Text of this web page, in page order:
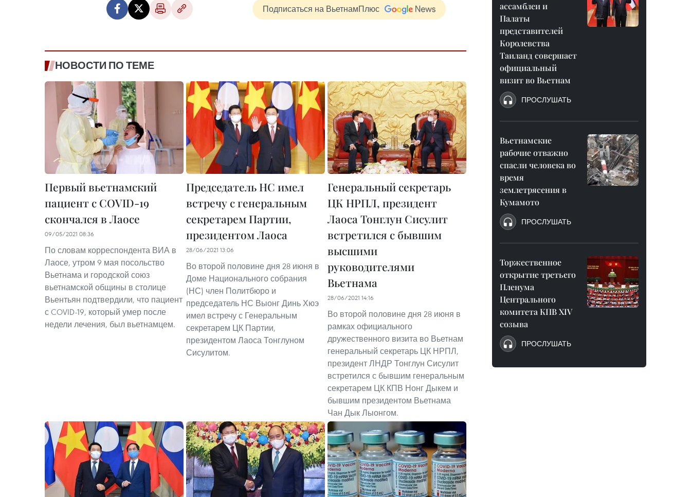
Подписаться на ВьетнамПлюс
НОВОСТИ ПО ТЕМЕ
Первый вьетнамский
пациент с COVID-19
скончался в Лаосе
09/05/2021 08:36
По словам корреспондента ВИА в
Лаосе, утром 9 мая посольство
Вьетнама и городской союз
вьетнамской общины в столице
Вьентьян подтвердили, что пациент
с COVID-19, который умер после
недели лечения, был вьетнамцем.
Председатель НС имел
встречу с генеральным
секретарем Партии,
президентом Лаоса
28/06/2021 13:06
Во второй половине дня 28 июня в
Доме Национального собрания
(НС) член Политбюро и
председатель НС Выонг Динь Хюэ
имел встречу с Генеральным
секретарем ЦК Партии,
президентом Лаоса Тонглуном
Сисулитом.
Генеральный секретарь
ЦК НРПЛ, президент
Лаоса Тонглун Сисулит
встретился с бывшим
высшими
руководителями
Вьетнама
28/06/2021 14:16
Во второй половине дня 28 июня в
рамках официального
дружественного визита во Вьетнам
генеральный секретарь ЦК НРПЛ,
президент ЛНДР Тонглун Сисулит
встретился с бывшим генеральным
секретарем ЦК КПВ Нонг Дыкем и
бывшим президентом Вьетнама
Чан Дык Лыонгом.
ассамблеи и
Палаты
представителей
Королевства
Таиланд совершает
официальный
визит во Вьетнам
ПРОСЛУШАТЬ
Вьетнамские
рабочие отважно
спасли человека во
время
землетрясения в
Кумамото
ПРОСЛУШАТЬ
Торжественное
открытие третьего
Пленума
Центрального
комитета КПВ XIV
созыва
ПРОСЛУШАТЬ